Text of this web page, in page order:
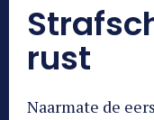
rust
Naarmate de